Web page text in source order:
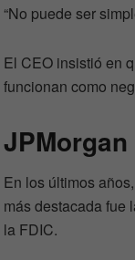
“No puede ser
El CEO insistió en
funcionan como
En los últimos
más destacada fue
la FDIC.